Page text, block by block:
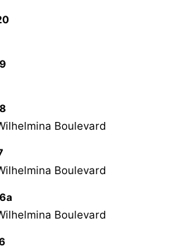
Boulevard
Boulevard
Boulevard